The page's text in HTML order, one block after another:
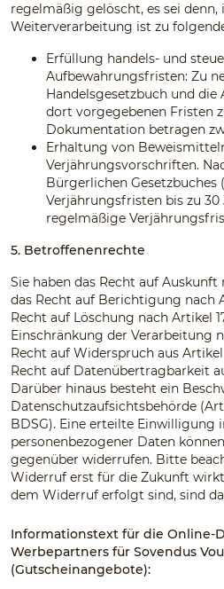
regelmäßig gelöscht, es sei denn,
Weiterverarbeitung ist zu
Erfüllung handels- und
Aufbewahrungsfristen: Zu
Handelsgesetzbuch und
dort vorgegebenen Fristen
Dokumentation betragen
Erhaltung von
Verjährungsvorschriften.
Bürgerlichen Gesetzbuches
Verjährungsfristen bis zu
regelmäßige
5. Betroffenenrechte
Sie haben das Recht auf Auskunft
das Recht auf Berichtigung nach
Recht auf Löschung nach Artikel
Einschränkung der Verarbeitung
Recht auf Widerspruch aus Artikel
Recht auf Datenübertragbarkeit
Darüber hinaus besteht ein
Datenschutzaufsichtsbehörde
BDSG). Eine erteilte Einwilligung
personenbezogener Daten
gegenüber widerrufen. Bitte
Widerruf erst für die Zukunft
dem Widerruf erfolgt sind, sind
Informationstext für die Online-
Werbepartners für Sovendus
(Gutscheinangebote):